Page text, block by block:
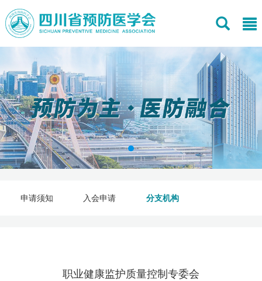
申请须知 入会申请 分支机构
职业健康监护质量控制专委会